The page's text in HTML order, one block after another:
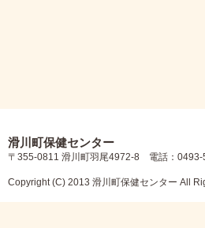
滑川町保健センター
〒355-0811 滑川町羽尾4972-8 電話：0493-
Copyright (C) 2013 滑川町保健センター All